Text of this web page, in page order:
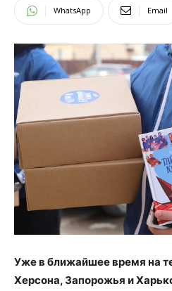
WhatsApp Email
Уже в ближайшее время на
Херсона, Запорожья и